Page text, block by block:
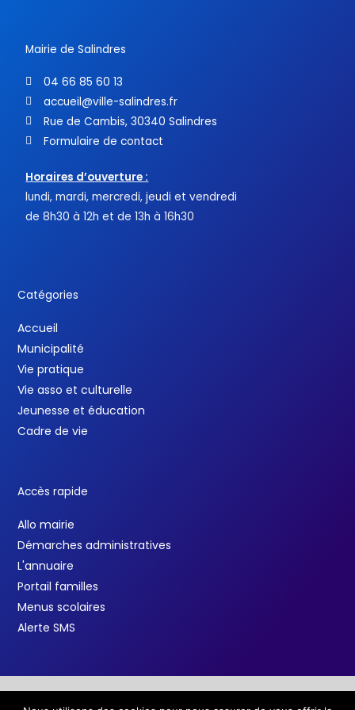
Mairie de Salindres
04 66 85 60 13
accueil@ville-salindres.fr
Rue de Cambis, 30340 Salindres
Formulaire de contact
Horaires d’ouverture :
lundi, mardi, mercredi, jeudi et vendredi
de 8h30 à 12h et de 13h à 16h30
Catégories
Accueil
Municipalité
Vie pratique
Vie asso et culturelle
Jeunesse et éducation
Cadre de vie
Accès rapide
Allo mairie
Démarches administratives
L'annuaire
Portail familles
Menus scolaires
Alerte SMS